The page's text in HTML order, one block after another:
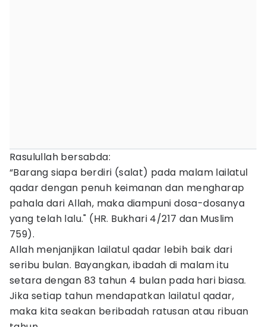
Rasulullah bersabda:
“Barang siapa berdiri (salat) pada malam lailatul
qadar dengan penuh keimanan dan mengharap
pahala dari Allah, maka diampuni dosa-dosanya
yang telah lalu." (HR. Bukhari 4/217 dan Muslim
759).
Allah menjanjikan lailatul qadar lebih baik dari
seribu bulan. Bayangkan, ibadah di malam itu
setara dengan 83 tahun 4 bulan pada hari biasa.
Jika setiap tahun mendapatkan lailatul qadar,
maka kita seakan beribadah ratusan atau ribuan